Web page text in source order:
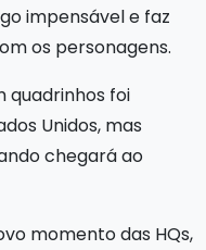
impensável e faz
os personagens.
quadrinhos foi
Unidos, mas
chegará ao
momento das HQs,